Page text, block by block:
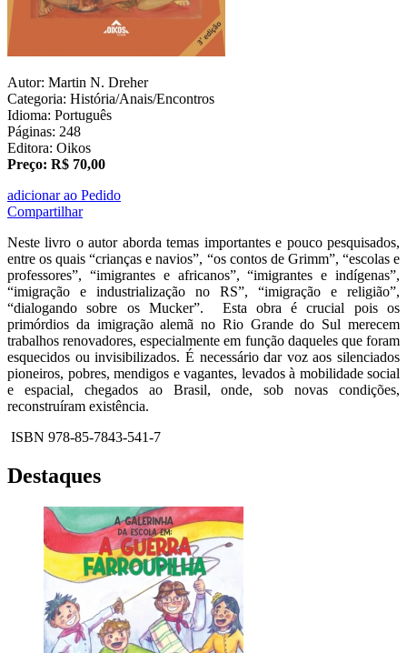
Autor: Martin N. Dreher
Categoria: História/Anais/Encontros
Idioma: Português
Páginas: 248
Editora: Oikos
Preço: R$ 70,00
adicionar ao Pedido
Compartilhar
Neste livro o autor aborda temas importantes e pouco pesquisados,
entre os quais “crianças e navios”, “os contos de Grimm”, “escolas e
professores”, “imigrantes e africanos”, “imigrantes e indígenas”,
“imigração e industrialização no RS”, “imigração e religião”,
“dialogando sobre os Mucker”. Esta obra é crucial pois os
primórdios da imigração alemã no Rio Grande do Sul merecem
trabalhos renovadores, especialmente em função daqueles que foram
esquecidos ou invisibilizados. É necessário dar voz aos silenciados
pioneiros, pobres, mendigos e vagantes, levados à mobilidade social
e espacial, chegados ao Brasil, onde, sob novas condições,
reconstruíram existência.
ISBN 978-85-7843-541-7
Destaques